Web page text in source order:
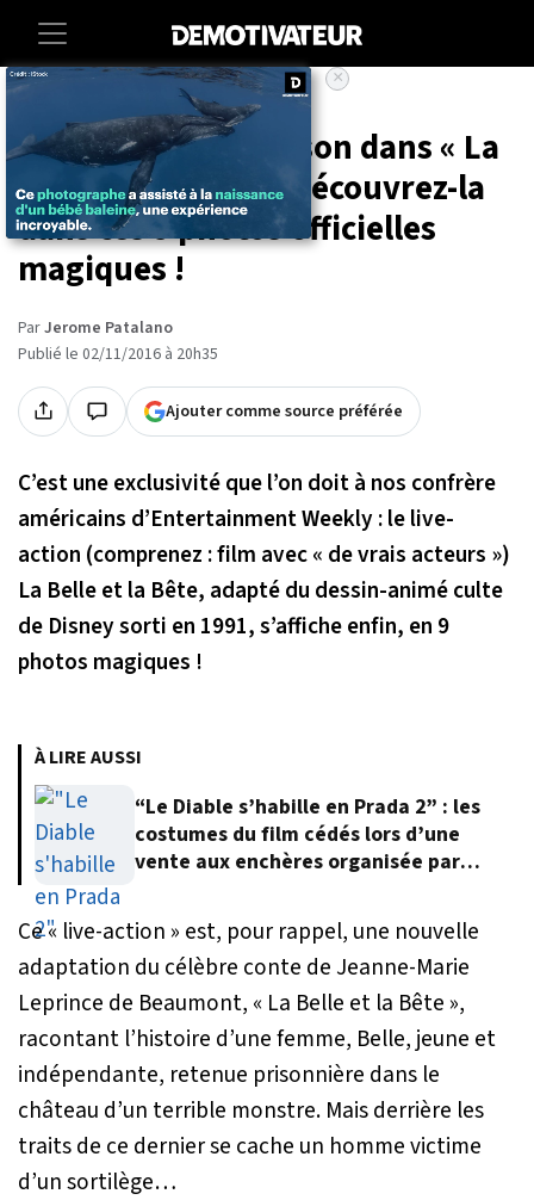
Entertainment Cinema
ENFIN ! Emma Watson dans « La
Belle et la Bête » : découvrez-la
dans ces 9 photos officielles
magiques !
ParJerome Patalano
Publié le 02/11/2016 à 20h35
Ajouter comme source préférée
C’est une exclusivité que l’on doit à nos confrère
américains d’Entertainment Weekly : le live-
action (comprenez : film avec « de vrais acteurs »)
La Belle et la Bête, adapté du dessin-animé culte
de Disney sorti en 1991, s’affiche enfin, en 9
photos magiques !
À LIRE AUSSI
“Le Diable s’habille en Prada 2” : les
costumes du film cédés lors d’une
vente aux enchères organisée par
Ce « live-action » est, pour rappel, une nouvelle
adaptation du célèbre conte de Jeanne-Marie
Leprince de Beaumont, « La Belle et la Bête »,
racontant l’histoire d’une femme, Belle, jeune et
indépendante, retenue prisonnière dans le
château d’un terrible monstre. Mais derrière les
traits de ce dernier se cache un homme victime
d’un sortilège…
×